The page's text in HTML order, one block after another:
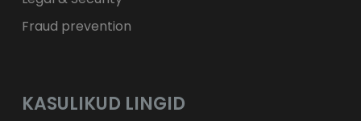
Fraud prevention
KASULIKUD LINGID